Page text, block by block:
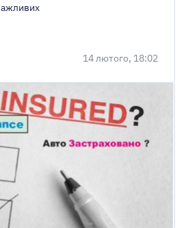
14 лютого, 18:02